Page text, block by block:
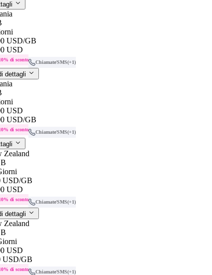
USD/GB
USD
di sconto Chiamate/SMS(+1)
dettagli
USD
USD/GB
di sconto Chiamate/SMS(+1)
Zealand
USD/GB
USD
di sconto Chiamate/SMS(+1)
dettagli
Zealand
USD
USD/GB
di sconto Chiamate/SMS(+1)